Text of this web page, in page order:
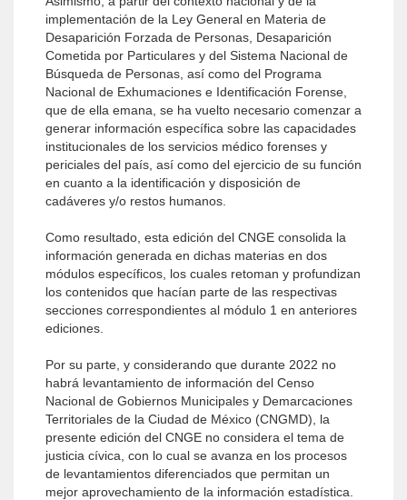
implementación de la Ley General en Materia de
Desaparición Forzada de Personas, Desaparición
Cometida por Particulares y del Sistema Nacional de
Búsqueda de Personas, así como del Programa
Nacional de Exhumaciones e Identificación Forense,
que de ella emana, se ha vuelto necesario comenzar a
generar información específica sobre las capacidades
institucionales de los servicios médico forenses y
periciales del país, así como del ejercicio de su función
en cuanto a la identificación y disposición de
cadáveres y/o restos humanos.
Como resultado, esta edición del CNGE consolida la
información generada en dichas materias en dos
módulos específicos, los cuales retoman y profundizan
los contenidos que hacían parte de las respectivas
secciones correspondientes al módulo 1 en anteriores
ediciones.
Por su parte, y considerando que durante 2022 no
habrá levantamiento de información del Censo
Nacional de Gobiernos Municipales y Demarcaciones
Territoriales de la Ciudad de México (CNGMD), la
presente edición del CNGE no considera el tema de
justicia cívica, con lo cual se avanza en los procesos
de levantamientos diferenciados que permitan un
mejor aprovechamiento de la información estadística.